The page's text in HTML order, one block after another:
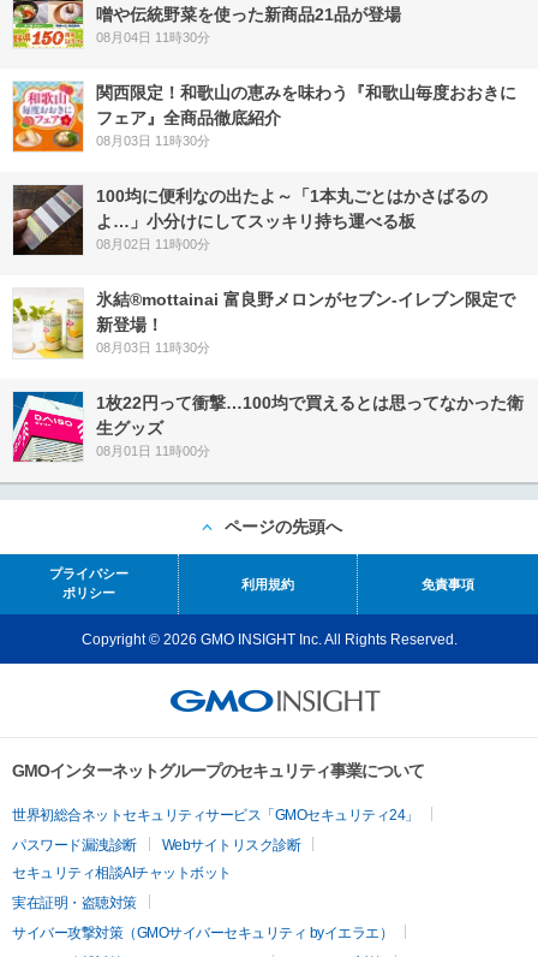
噌や伝統野菜を使った新商品21品が登場
08月04日 11時30分
関西限定！和歌山の恵みを味わう『和歌山毎度おおきに
フェア』全商品徹底紹介
08月03日 11時30分
100均に便利なの出たよ～「1本丸ごとはかさばるの
よ…」小分けにしてスッキリ持ち運べる板
08月02日 11時00分
氷結®mottainai 富良野メロンがセブン‐イレブン限定で
新登場！
08月03日 11時30分
1枚22円って衝撃…100均で買えるとは思ってなかった衛
生グッズ
08月01日 11時00分
ページの先頭へ
プライバシー
ポリシー
利用規約 免責事項
Copyright © 2026 GMO INSIGHT Inc. All Rights Reserved.
GMOインターネットグループのセキュリティ事業について
世界初総合ネットセキュリティサービス「GMOセキュリティ24」
パスワード漏洩診断
Webサイトリスク診断
セキュリティ相談AIチャットボット
実在証明・盗聴対策
サイバー攻撃対策（GMOサイバーセキュリティ byイエラエ）